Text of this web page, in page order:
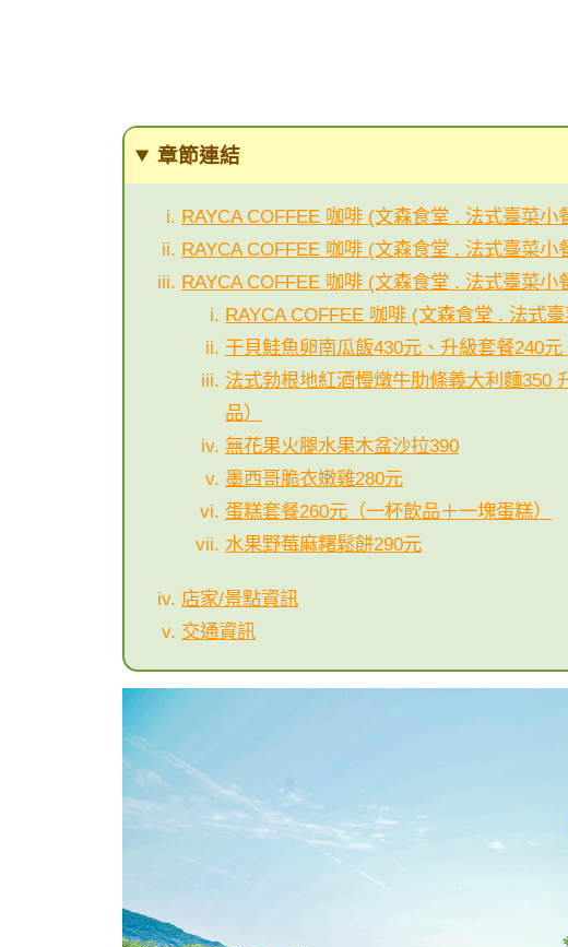
章節連結
RAYCA COFFEE 咖啡 (文森食堂 . 法式臺菜
RAYCA COFFEE 咖啡 (文森食堂 . 法式臺菜小
RAYCA COFFEE 咖啡 (文森食堂 . 法式臺菜小
RAYCA COFFEE 咖啡 (文森食堂 . 法式
干貝鮭魚卵南瓜飯430元、升級套餐240
法式勃根地紅酒慢燉牛肋條義大利麵350
品）
無花果火腿水果木盆沙拉390
墨西哥脆衣嫩雞280元
蛋糕套餐260元（一杯飲品＋一塊蛋糕）
水果野莓麻糬鬆餅290元
店家/景點資訊
交通資訊